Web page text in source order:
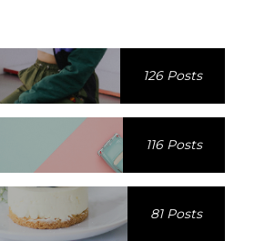
126 Posts
116 Posts
81 Posts